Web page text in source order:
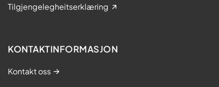
Tilgjengelegheitserklæring
KONTAKTINFORMASJON
Kontakt oss